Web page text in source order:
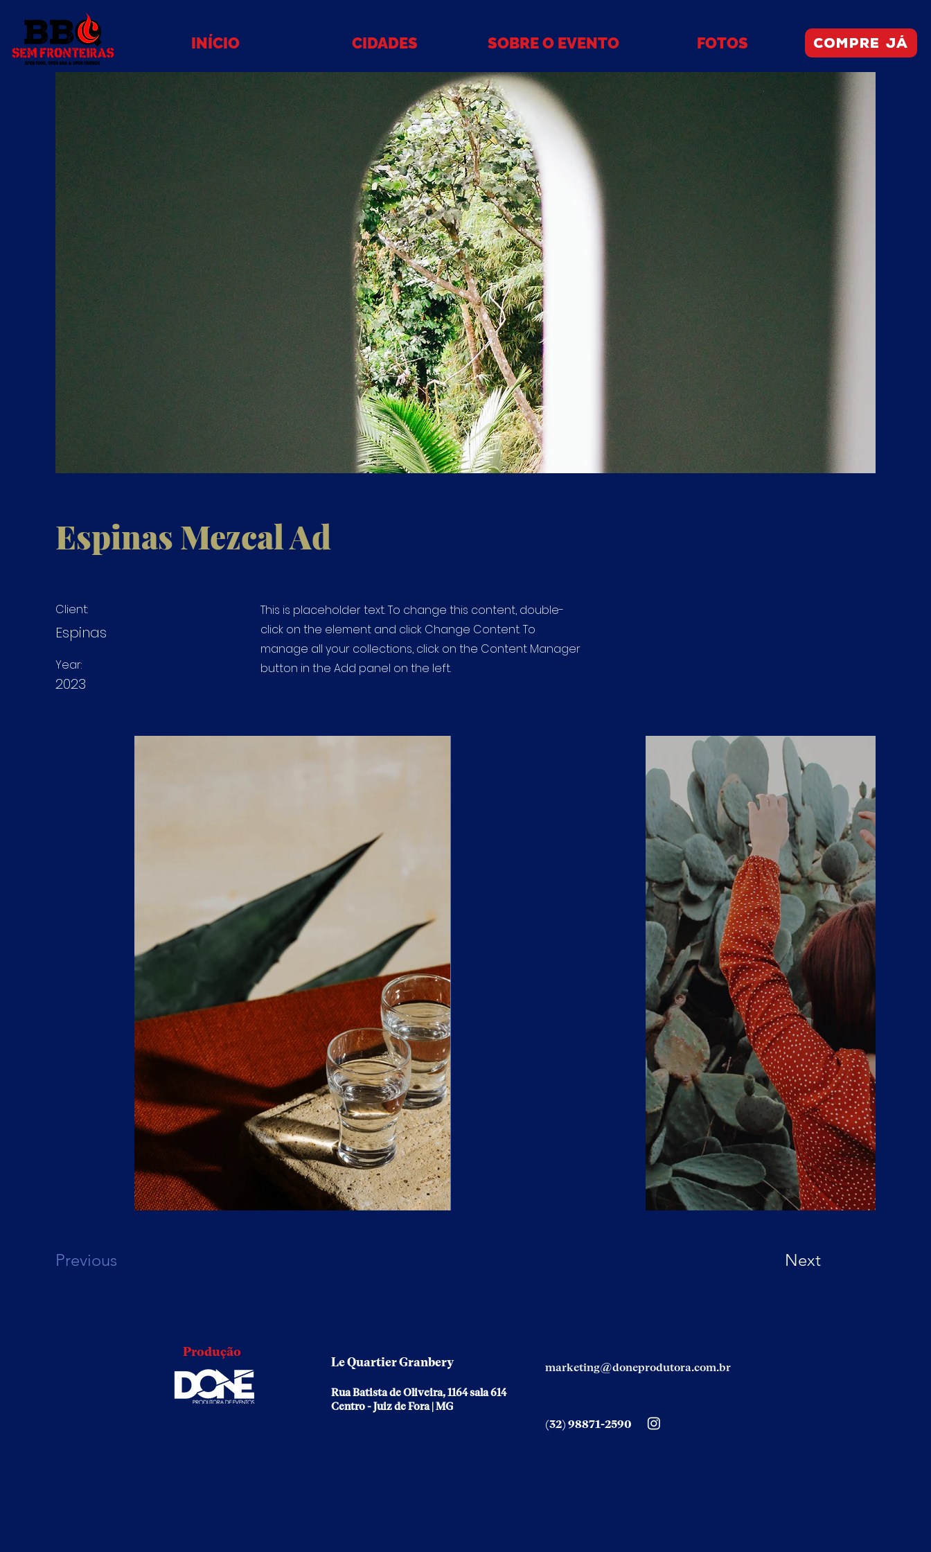
INÍCIO CIDADES SOBRE O EVENTO FOTOS Compre já
Espinas Mezcal Ad
Client:
Espinas
Year:
2023
This is placeholder text. To change this content, double-
click on the element and click Change Content. To
manage all your collections, click on the Content Manager
button in the Add panel on the left.
Previous Next
Produção
Le Quartier Granbery
Rua Batista de Oliveira, 1164 sala 614
Centro - Juiz de Fora | MG
marketing@doneprodutora.com.br
(32) 98871-2590